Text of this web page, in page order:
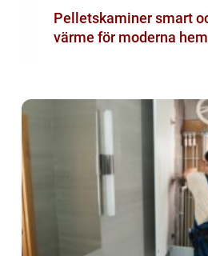
Pelletskaminer smart och hållbar
värme för moderna hem